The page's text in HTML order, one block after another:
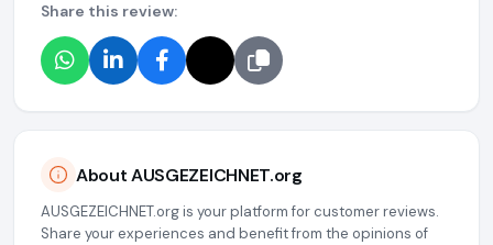
Share this review:
About AUSGEZEICHNET.org
AUSGEZEICHNET.org is your platform for customer reviews.
Share your experiences and benefit from the opinions of